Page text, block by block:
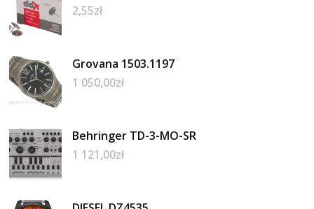
2,55zł
Grovana 1503.1197
1 050,00zł
Behringer TD-3-MO-SR
1 121,00zł